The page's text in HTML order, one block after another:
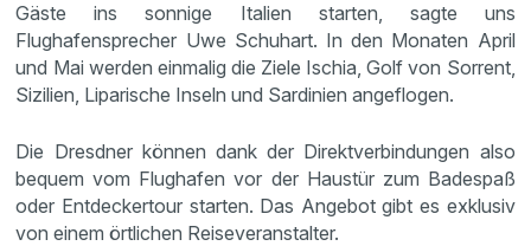
Gäste ins sonnige Italien starten, sagte uns
Flughafensprecher Uwe Schuhart. In den Monaten April
und Mai werden einmalig die Ziele Ischia, Golf von Sorrent,
Sizilien, Liparische Inseln und Sardinien angeflogen.
Die Dresdner können dank der Direktverbindungen also
bequem vom Flughafen vor der Haustür zum Badespaß
oder Entdeckertour starten. Das Angebot gibt es exklusiv
von einem örtlichen Reiseveranstalter.